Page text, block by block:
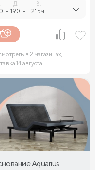
-
Д.
190 -
В.
21 см.
в 2 магазинах,
14 августа
Aquarius